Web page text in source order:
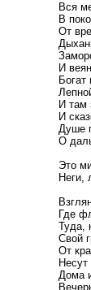
Вся
В
От
И
Богат
И там
И
Душе
О
Это
Неги,
Где
Туда,
Свой
От
Несут
Дома